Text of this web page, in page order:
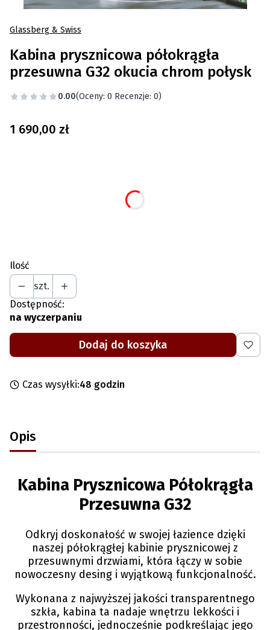
Glassberg & Swiss
Kabina prysznicowa półokrągła
przesuwna G32 okucia chrom połysk
0.00(Oceny: 0 Recenzje: 0)
Cena
1 690,00 zł
Ilość
szt.
Dostępność:
na wyczerpaniu
Dodaj do koszyka
Czas wysyłki:48 godzin
Opis
Kabina Prysznicowa Półokrągła
Przesuwna G32
Odkryj doskonałość w swojej łazience dzięki
naszej półokrągłej kabinie prysznicowej z
przesuwnymi drzwiami, która łączy w sobie
nowoczesny desing i wyjątkową funkcjonalność.
Wykonana z najwyższej jakości transparentnego
szkła, kabina ta nadaje wnętrzu lekkości i
przestronności, jednocześnie podkreślając jego